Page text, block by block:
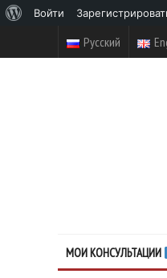
Русский
МОИ КОНСУЛЬТАЦИИ
WordPress
Войти